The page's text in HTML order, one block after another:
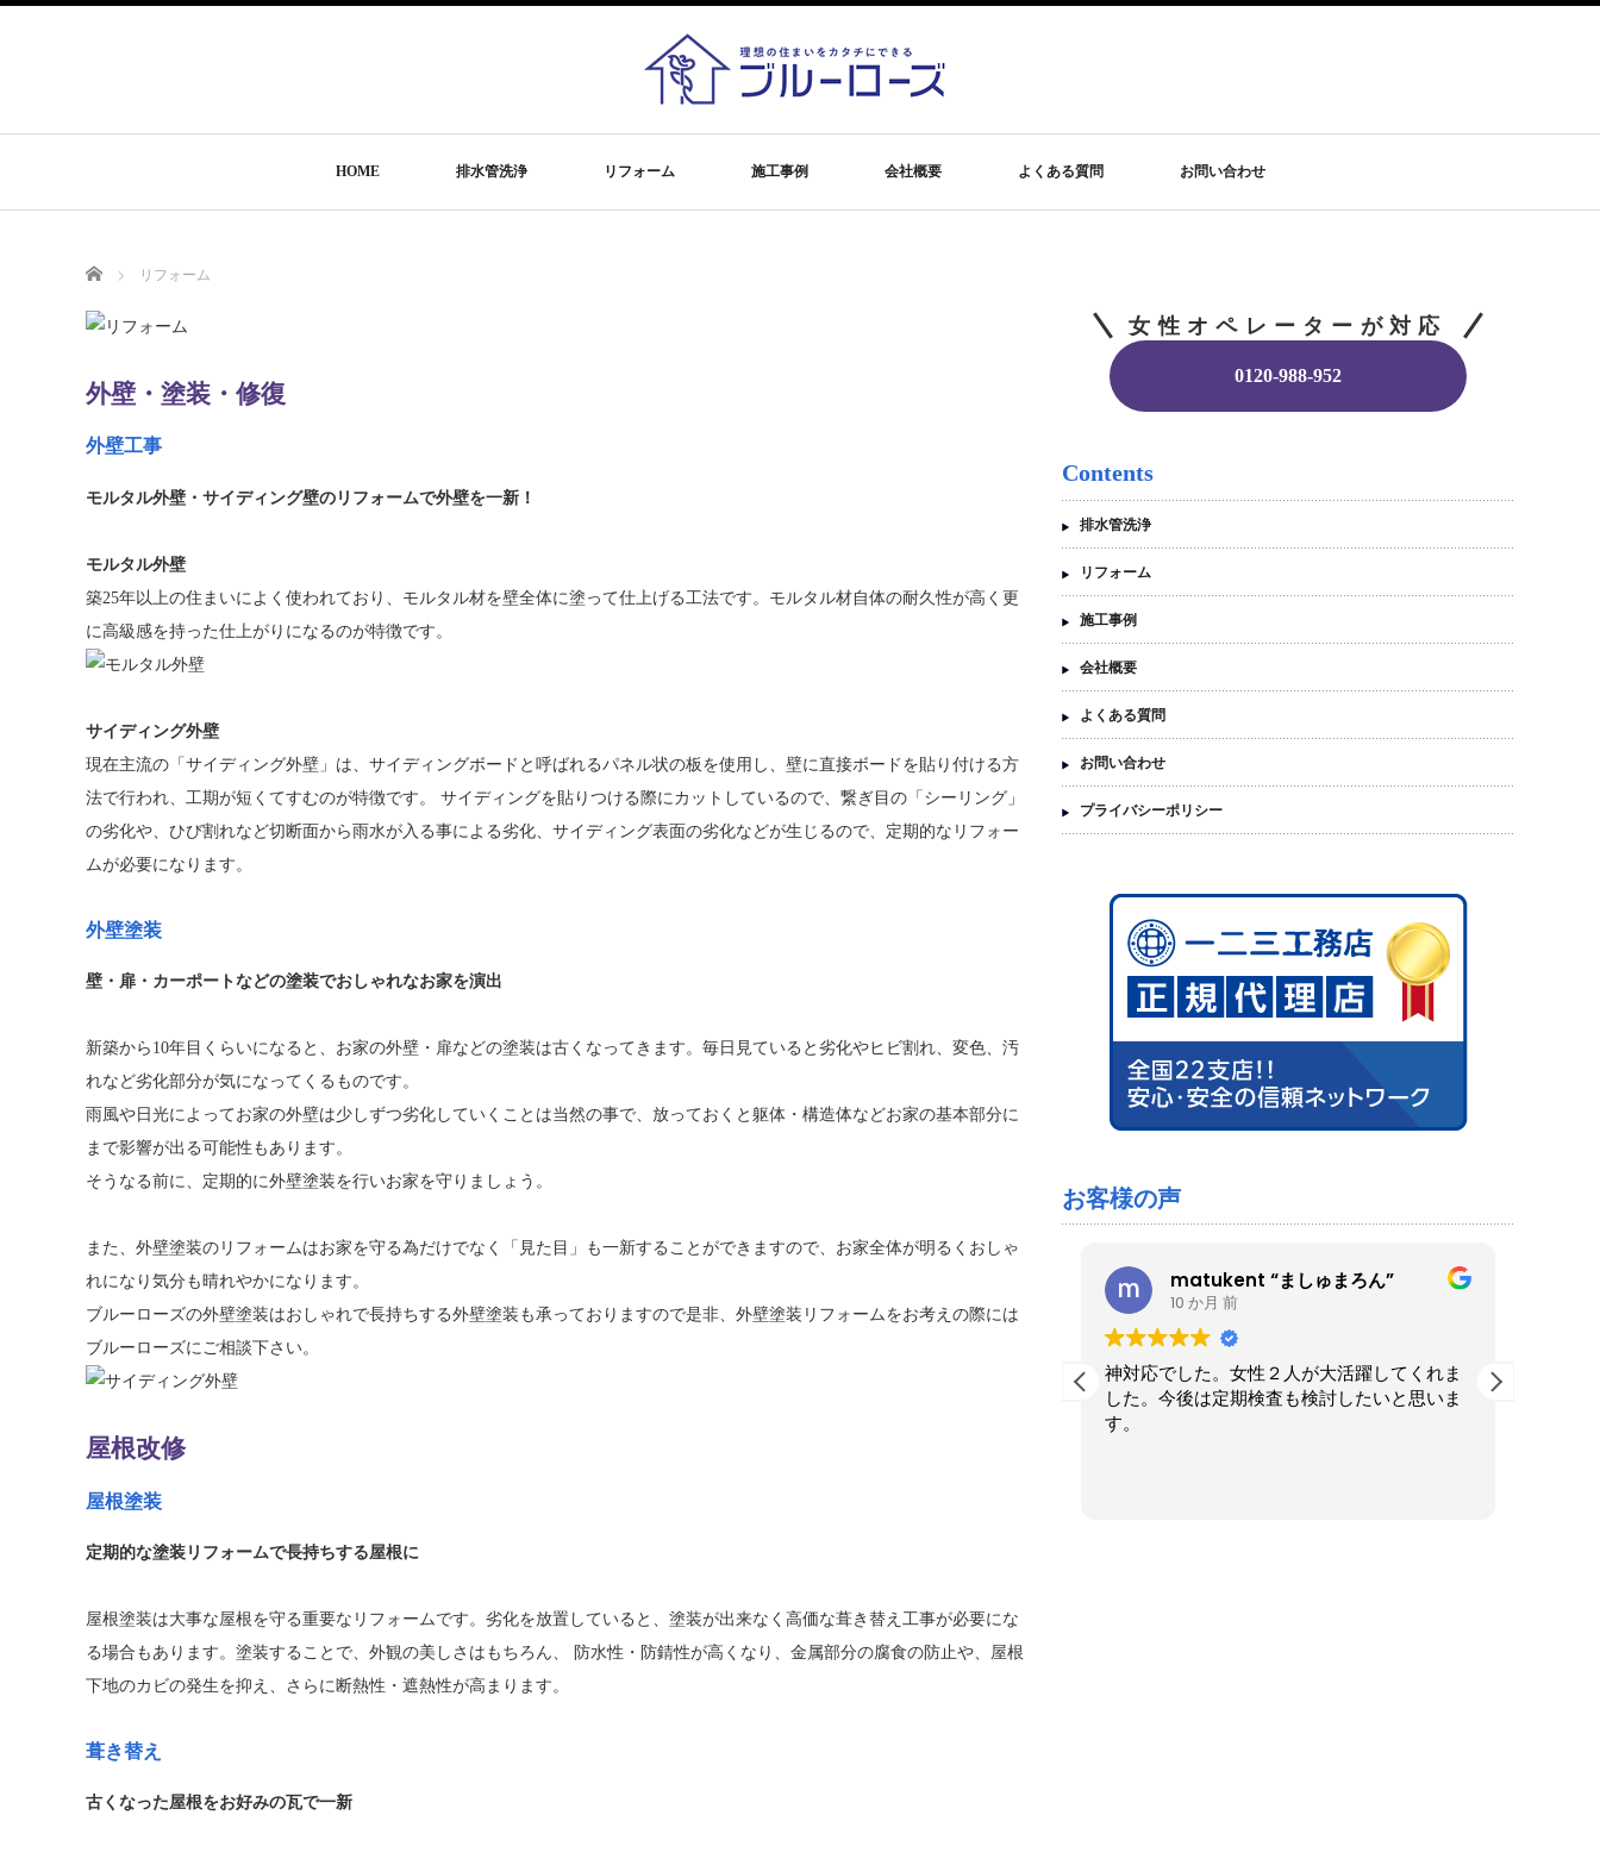
HOME 排水管洗浄 リフォーム 施工事例 会社概要 よくある質問 お問い合わせ
Home リフォーム
外壁・塗装・修復
外壁工事
モルタル外壁・サイディング壁のリフォームで外壁を一新！
モルタル外壁
築25年以上の住まいによく使われており、モルタル材を壁全体に塗って仕上げる工法です。モルタル材自体の耐久性が高く更
に高級感を持った仕上がりになるのが特徴です。
サイディング外壁
現在主流の「サイディング外壁」は、サイディングボードと呼ばれるパネル状の板を使用し、壁に直接ボードを貼り付ける方
法で行われ、工期が短くてすむのが特徴です。 サイディングを貼りつける際にカットしているので、繋ぎ目の「シーリング」
の劣化や、ひび割れなど切断面から雨水が入る事による劣化、サイディング表面の劣化などが生じるので、定期的なリフォー
ムが必要になります。
外壁塗装
壁・扉・カーポートなどの塗装でおしゃれなお家を演出
新築から10年目くらいになると、お家の外壁・扉などの塗装は古くなってきます。毎日見ていると劣化やヒビ割れ、変色、汚
れなど劣化部分が気になってくるものです。
雨風や日光によってお家の外壁は少しずつ劣化していくことは当然の事で、放っておくと躯体・構造体などお家の基本部分に
まで影響が出る可能性もあります。
そうなる前に、定期的に外壁塗装を行いお家を守りましょう。
また、外壁塗装のリフォームはお家を守る為だけでなく「見た目」も一新することができますので、お家全体が明るくおしゃ
れになり気分も晴れやかになります。
ブルーローズの外壁塗装はおしゃれで長持ちする外壁塗装も承っておりますので是非、外壁塗装リフォームをお考えの際には
ブルーローズにご相談下さい。
屋根改修
屋根塗装
定期的な塗装リフォームで長持ちする屋根に
屋根塗装は大事な屋根を守る重要なリフォームです。劣化を放置していると、塗装が出来なく高価な葺き替え工事が必要にな
る場合もあります。塗装することで、外観の美しさはもちろん、 防水性・防錆性が高くなり、金属部分の腐食の防止や、屋根
下地のカビの発生を抑え、さらに断熱性・遮熱性が高まります。
葺き替え
古くなった屋根をお好みの瓦で一新
女性オペレーターが対応
0120-988-952
Contents
排水管洗浄
リフォーム
施工事例
会社概要
よくある質問
お問い合わせ
プライバシーポリシー
お客様の声
5 か月 前
matukent “ましゅまろん”
10 か月 前
神対応でした。女性２人が大活躍してくれま
した。今後は定期検査も検討したいと思いま
す。